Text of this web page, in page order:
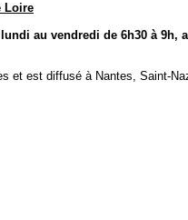
Loire
au vendredi de 6h30 à 9h,
et est diffusé à Nantes, Saint-